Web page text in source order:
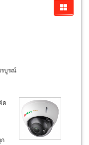
รบูรณ์
ด